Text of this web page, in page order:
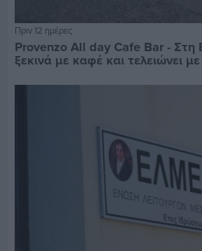
Πριν 12 ημέρες
Provenzo All day Cafe Bar - Στη
ξεκινά με καφέ και τελειώνει